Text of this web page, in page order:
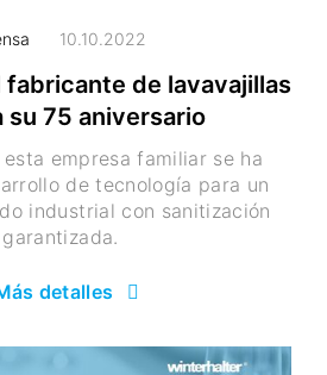
10.10.2022
de lavavajillas
su 75 aniversario
esta empresa familiar se ha
de tecnología para un
industrial con sanitización
garantizada.
detalles